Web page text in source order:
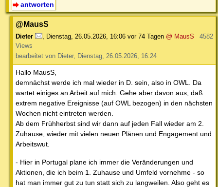
antworten
@MausS
Dieter Dienstag, 26.05.2026, 16:06 vor 74 Tagen @ MausS
4582
Views
bearbeitet von Dieter, Dienstag, 26.05.2026, 16:24
Hallo MausS,
demnächst werde ich mal wieder in D. sein, also in OWL. Da
wartet einiges an Arbeit auf mich. Gehe aber davon aus, daß
extrem negative Ereignisse (auf OWL bezogen) in den nächsten
Wochen nicht eintreten werden.
Ab dem Frühherbst sind wir dann auf jeden Fall wieder am 2.
Zuhause, wieder mit vielen neuen Plänen und Engagement und
Arbeitswut.
- Hier in Portugal plane ich immer die Veränderungen und
Aktionen, die ich beim 1. Zuhause und Umfeld vornehme - so
hat man immer gut zu tun statt sich zu langweilen. Also geht es